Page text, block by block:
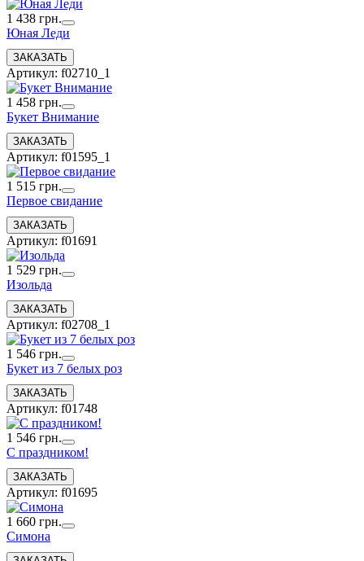
1 438 грн.
Юная Леди
Артикул: f02710_1
1 458 грн.
Букет Внимание
Артикул: f01595_1
1 515 грн.
Первое свидание
Артикул: f01691
1 529 грн.
Изольда
Артикул: f02708_1
1 546 грн.
Букет из 7 белых роз
Артикул: f01748
1 546 грн.
С праздником!
Артикул: f01695
1 660 грн.
Симона